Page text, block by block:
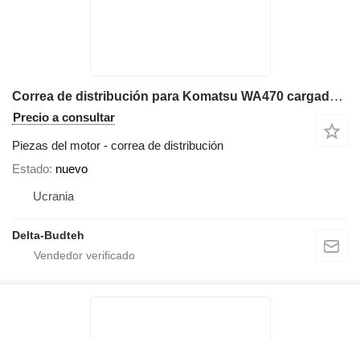
Correa de distribución para Komatsu WA470 cargadora de ruedas
Precio a consultar
Piezas del motor - correa de distribución
Estado nuevo
Ucrania
Delta-Budteh